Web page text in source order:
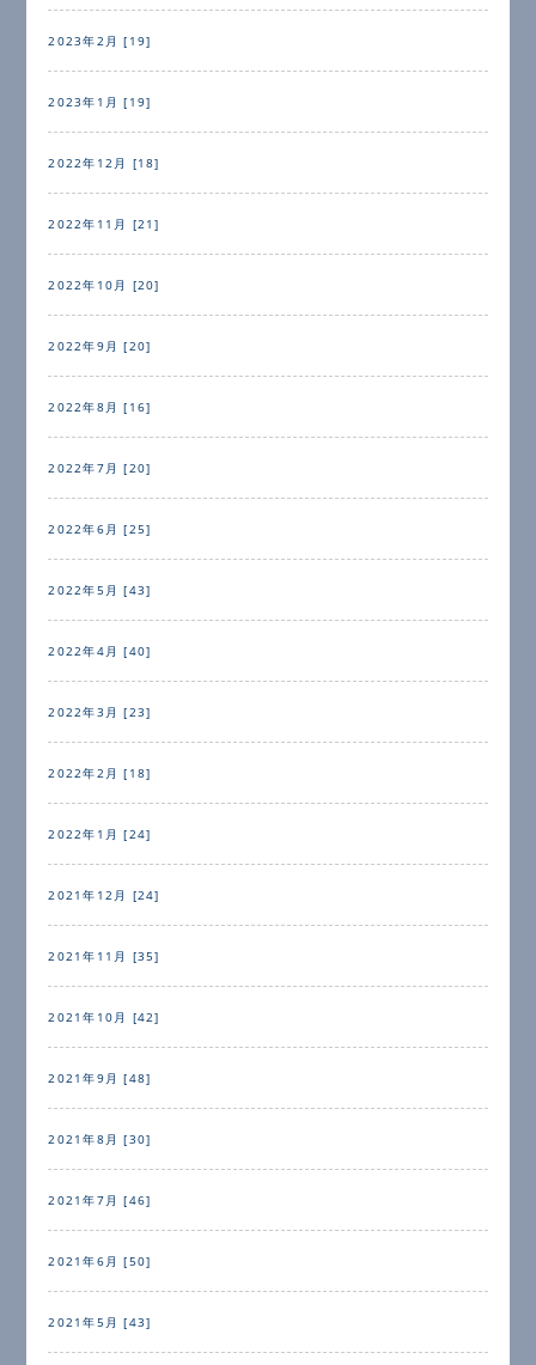
2023年2月 [19]
2023年1月 [19]
2022年12月 [18]
2022年11月 [21]
2022年10月 [20]
2022年9月 [20]
2022年8月 [16]
2022年7月 [20]
2022年6月 [25]
2022年5月 [43]
2022年4月 [40]
2022年3月 [23]
2022年2月 [18]
2022年1月 [24]
2021年12月 [24]
2021年11月 [35]
2021年10月 [42]
2021年9月 [48]
2021年8月 [30]
2021年7月 [46]
2021年6月 [50]
2021年5月 [43]